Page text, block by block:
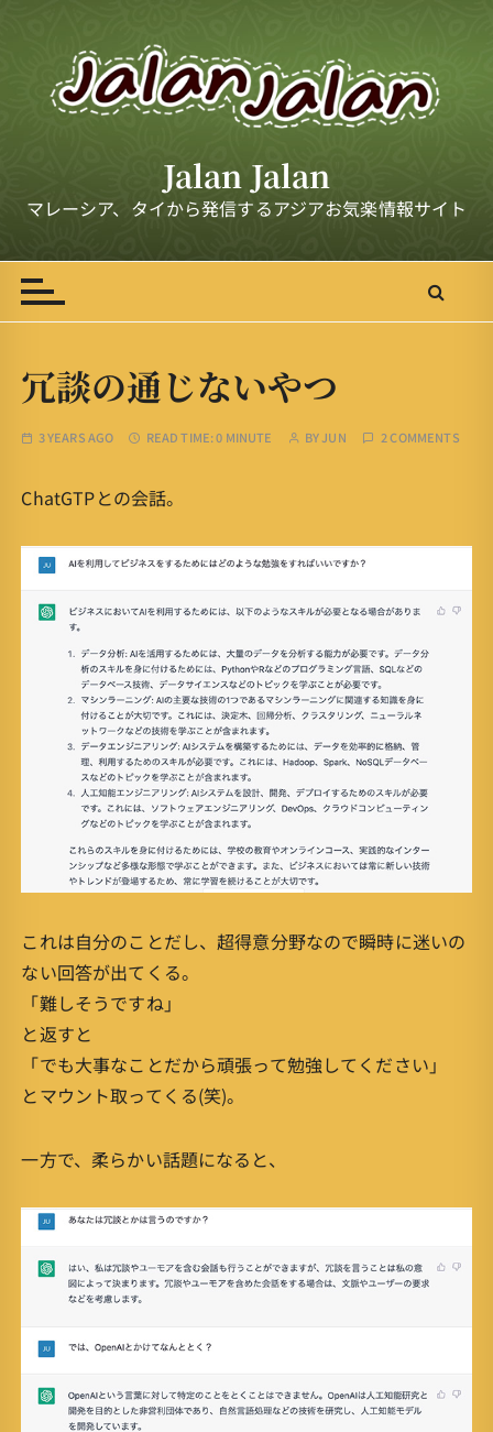
t
n
Jalan Jalan
マレーシア、タイから発信するアジアお気楽情報サイト
冗談の通じないやつ
3 YEARS AGO READ TIME:0 MINUTE BYJUN 2 COMMENTS
ChatGTPとの会話。
これは自分のことだし、超得意分野なので瞬時に迷いの
ない回答が出てくる。
「難しそうですね」
と返すと
「でも大事なことだから頑張って勉強してください」
とマウント取ってくる(笑)。
一方で、柔らかい話題になると、